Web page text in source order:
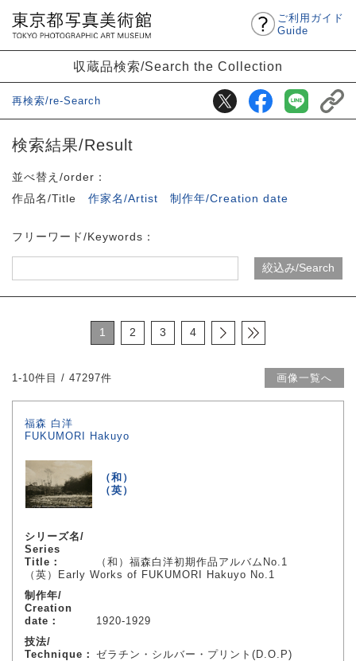
ご利用ガイド
Guide
収蔵品検索/Search the Collection
再検索/re-Search
検索結果/Result
並べ替え/order：
作品名/Title
作家名/Artist 制作年/Creation date
フリーワード/Keywords：
1 2 3 4
1-10件目 / 47297件 画像一覧へ
福森 白洋
FUKUMORI Hakuyo
（和）
（英）
シリーズ名/
Series
Title：
（和）福森白洋初期作品アルバムNo.1
（英）Early Works of FUKUMORI Hakuyo No.1
制作年/
Creation
date：
1920-1929
技法/
Technique： ゼラチン・シルバー・プリント(D.O.P)